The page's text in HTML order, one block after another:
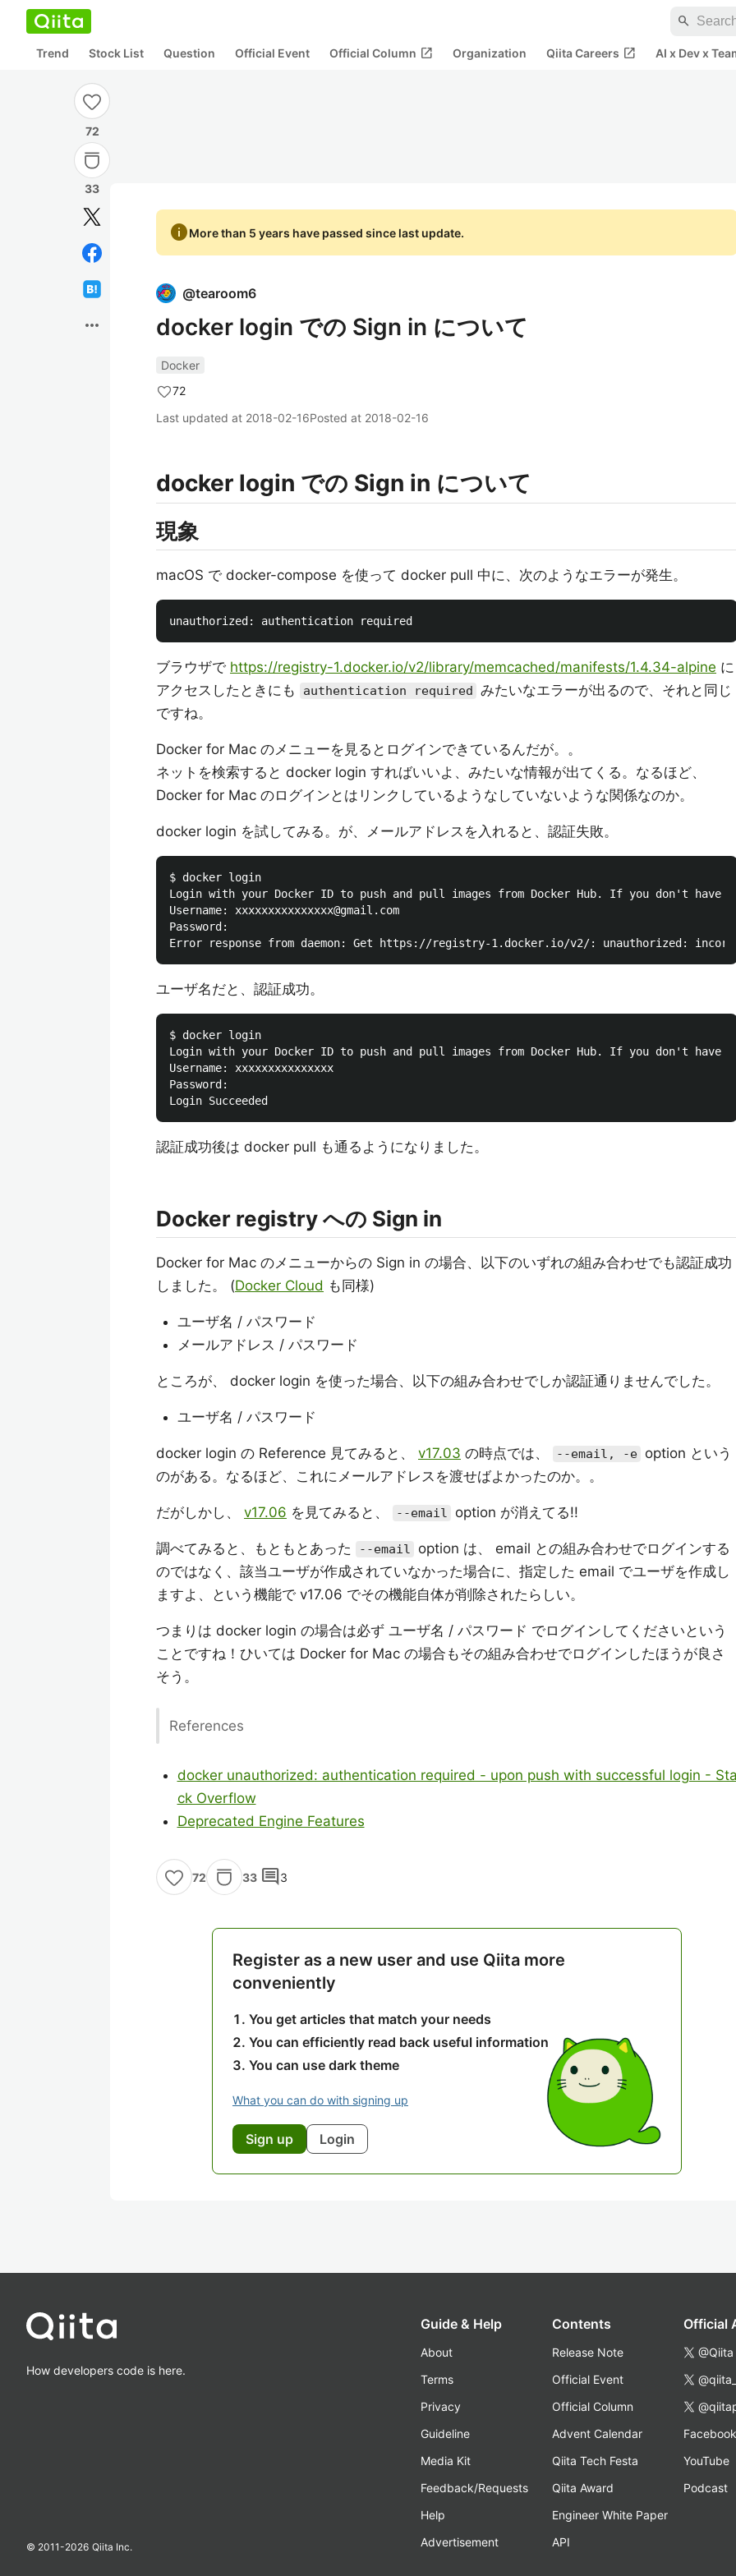
search
Trend Stock List Question Official Event Official Column open_in_new Organization Qiita Careers open_in_new AI x Dev x
72
33
more_horiz
infoMore than 5 years have passed since last update.
@tearoom6
docker login での Sign in について
Docker
72
Last updated at 2018-02-16Posted at 2018-02-16
docker login での Sign in について
現象
macOS で docker-compose を使って docker pull 中に、次のようなエラーが発生。
ブラウザで https://registry-1.docker.io/v2/library/memcached/manifests/1.4.34-alpine に
アクセスしたときにも
authentication required みたいなエラーが出るので、それと同じ
ですね。
Docker for Mac のメニューを見るとログインできているんだが。。
ネットを検索すると docker login すればいいよ、みたいな情報が出てくる。なるほど、
Docker for Mac のログインとはリンクしているようなしていないような関係なのか。
docker login を試してみる。が、メールアドレスを入れると、認証失敗。
$ docker login
Login with your Docker ID to push and pull images from Docker Hub. If you don't
Username: xxxxxxxxxxxxxxx@gmail.com
Password:
ユーザ名だと、認証成功。
$ docker login
Login with your Docker ID to push and pull images from Docker Hub. If you don't
Username: xxxxxxxxxxxxxxx
Password:
認証成功後は docker pull も通るようになりました。
Docker registry への Sign in
Docker for Mac のメニューからの Sign in の場合、以下のいずれの組み合わせでも認証成功
しました。 (Docker Cloud も同様)
ユーザ名 / パスワード
メールアドレス / パスワード
ところが、 docker login を使った場合、以下の組み合わせでしか認証通りませんでした。
ユーザ名 / パスワード
docker login の Reference 見てみると、 v17.03 の時点では、 --email, -e option という
のがある。なるほど、これにメールアドレスを渡せばよかったのか。。
だがしかし、 v17.06 を見てみると、 --email option が消えてる!!
調べてみると、もともとあった --email
option は、 email との組み合わせでログインする
のではなく、該当ユーザが作成されていなかった場合に、指定した email でユーザを作成し
ますよ、という機能で v17.06 でその機能自体が削除されたらしい。
つまりは docker login の場合は必ず ユーザ名 / パスワード でログインしてくださいという
ことですね！ひいては Docker for Mac の場合もその組み合わせでログインしたほうが良さ
そう。
References
docker unauthorized: authentication required - upon push with successful login -
ck Overflow
Deprecated Engine Features
72 33 comment3
Register as a new user and use Qiita more
conveniently
You get articles that match your needs
You can efficiently read back useful information
You can use dark theme
What you can do with signing up
Sign up Login
How developers code is here.
© 2011-2026 Qiita Inc.
Guide & Help
About
Terms
Privacy
Guideline
Media Kit
Feedback/Requests
Help
Advertisement
Contents
Release Note
Official Event
Official Column
Advent Calendar
Qiita Tech Festa
Qiita Award
Engineer White Paper
API
Official
@Qiita
Facebook
YouTube
Podcast